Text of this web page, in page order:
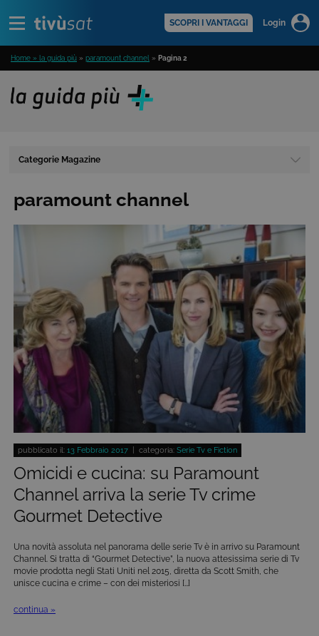
SCOPRI I VANTAGGI Login
Home » la guida più » paramount channel » Pagina 2
Categorie Magazine
paramount channel
pubblicato il: 13 Febbraio 2017 | categoria: Serie Tv e Fiction
Omicidi e cucina: su Paramount
Channel arriva la serie Tv crime
Gourmet Detective
Una novità assoluta nel panorama delle serie Tv è in arrivo su Paramount
Channel. Si tratta di “Gourmet Detective”, la nuova attesissima serie di Tv
movie prodotta negli Stati Uniti nel 2015, diretta da Scott Smith, che
unisce cucina e crime – con dei misteriosi […]
continua »